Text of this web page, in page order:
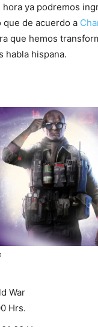
hora ya podremos
de acuerdo a
que hemos
habla hispana.
War
Hrs.